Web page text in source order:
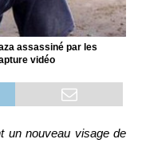
assassiné par les
vidéo
un nouveau visage de